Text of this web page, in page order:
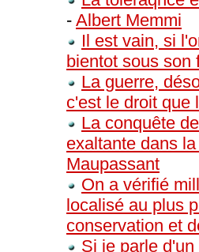
- Albert Memmi
Il est vain, si
bientot sous son
La guerre,
c'est le droit que
La conquête
exaltante dans
Maupassant
On a vérifié
localisé au plus
conservation et
Si je parle